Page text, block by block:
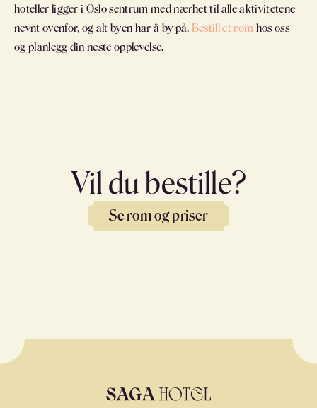
hoteller ligger i Oslo sentrum med nærhet til alle aktivitetene
nevnt ovenfor, og alt byen har å by på. Bestill et rom hos oss
og planlegg din neste opplevelse.
Vil du bestille?
Se rom og priser